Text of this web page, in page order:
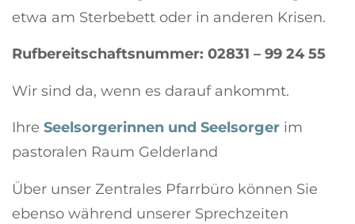
etwa am Sterbebett oder in anderen Krisen.
Rufbereitschaftsnummer: 02831 – 99 24 55
Wir sind da, wenn es darauf ankommt.
Ihre Seelsorgerinnen und Seelsorger im
pastoralen Raum Gelderland
Über unser Zentrales Pfarrbüro können Sie
ebenso während unserer Sprechzeiten